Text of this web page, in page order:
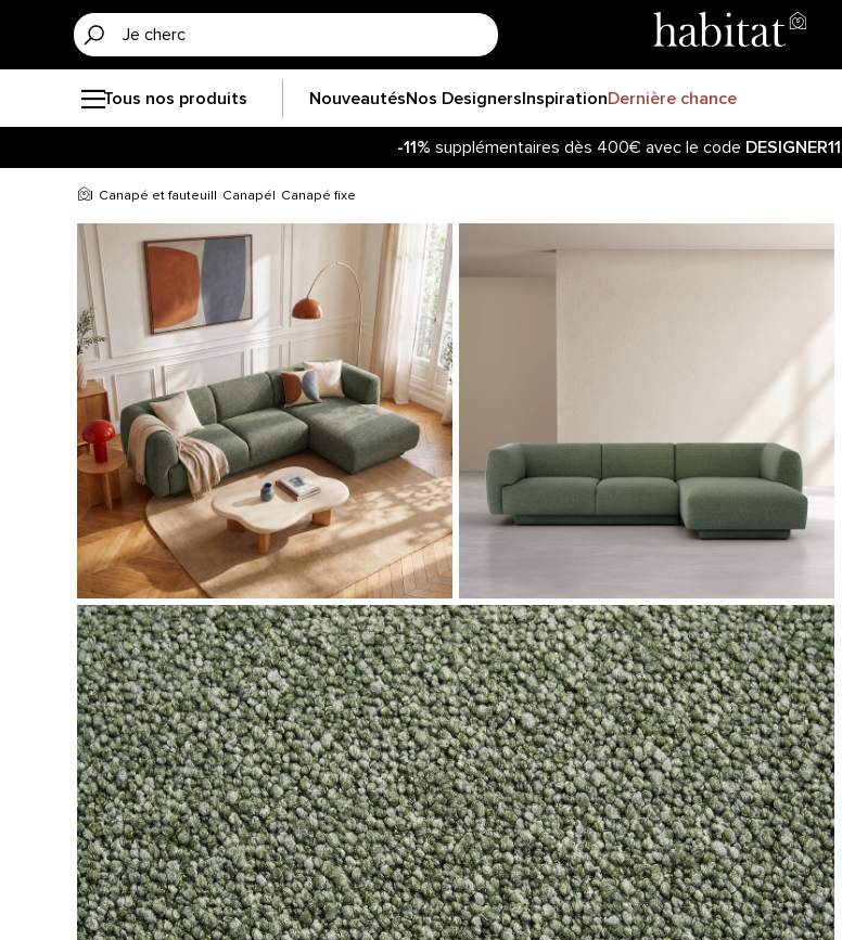
Tous nos produits NouveautésNos DesignersInspirationDernière chance
-11% supplémentaires dès 400€ avec le code DESIGNER11
Canapé et fauteuil Canapé Canapé fixe